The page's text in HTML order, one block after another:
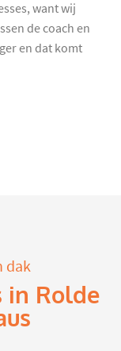
want wij
de coach en
en dat komt
dak
in Rolde